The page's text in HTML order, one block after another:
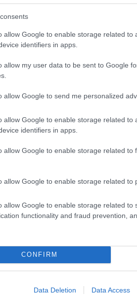
allow Google to enable storage related to
identifiers in apps.
allow my user data to be sent to Google
allow Google to send me personalized
allow Google to enable storage related to
identifiers in apps.
allow Google to enable storage related to
allow Google to enable storage related to
allow Google to enable storage related to
functionality and fraud prevention,
CONFIRM
Data Deletion Data Access
és azt elfogadom.
szeptemberben fog megjelenni
októberben pedig
már a megjelenéskor bekerül